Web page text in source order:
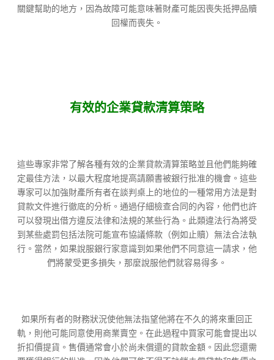
關鍵幫助的地方，因為故障可能意味著財產可能因喪失抵押品贖
回權而喪失。
有效的企業貸款清算策略
這些專家非常了解各種有效的企業貸款清算策略並且他們能夠確
定最佳方法，以最大程度地提高請願書被銀行批准的機會。這些
專家可以加強財產所有者在談判桌上的地位的一種常用方法是對
貸款文件進行徹底的分析。通過仔細檢查合同的內容，他們也許
可以發現出借方違反法律和法規的某些行為。此類違法行為將受
到某些處罰包括法院可能宣布協議條款（例如止贖）無法合法執
行。當然，如果說服銀行家意識到如果他們不同意這一請求，他
們將蒙受更多損失，那麼說服他們就容易得多。
如果所有者的財務狀況使他無法指望他將在不久的將來重回正
軌，則他可能同意使用商業賣空。在此過程中買家可能會提出以
折扣價提貨。售價通常會小於尚未償還的貸款金額。因此您還需